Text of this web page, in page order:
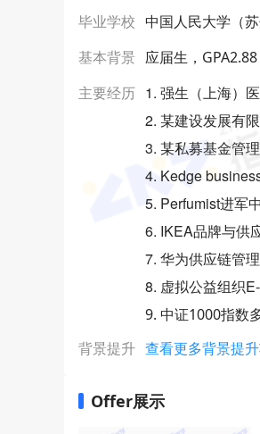
毕业学校 中国人民大学（苏
基本背景 应届生，
主要经历 1. 强生（上海）
2. 某建设发展有
3. 某私募基金管
4. Kedge
5. Perfumist进军
6. IKEA品牌与供
7. 华为供应链管
8. 虚拟公益组织
9. 中证1000指数
背景提升 查看更多背景提
Offer展示